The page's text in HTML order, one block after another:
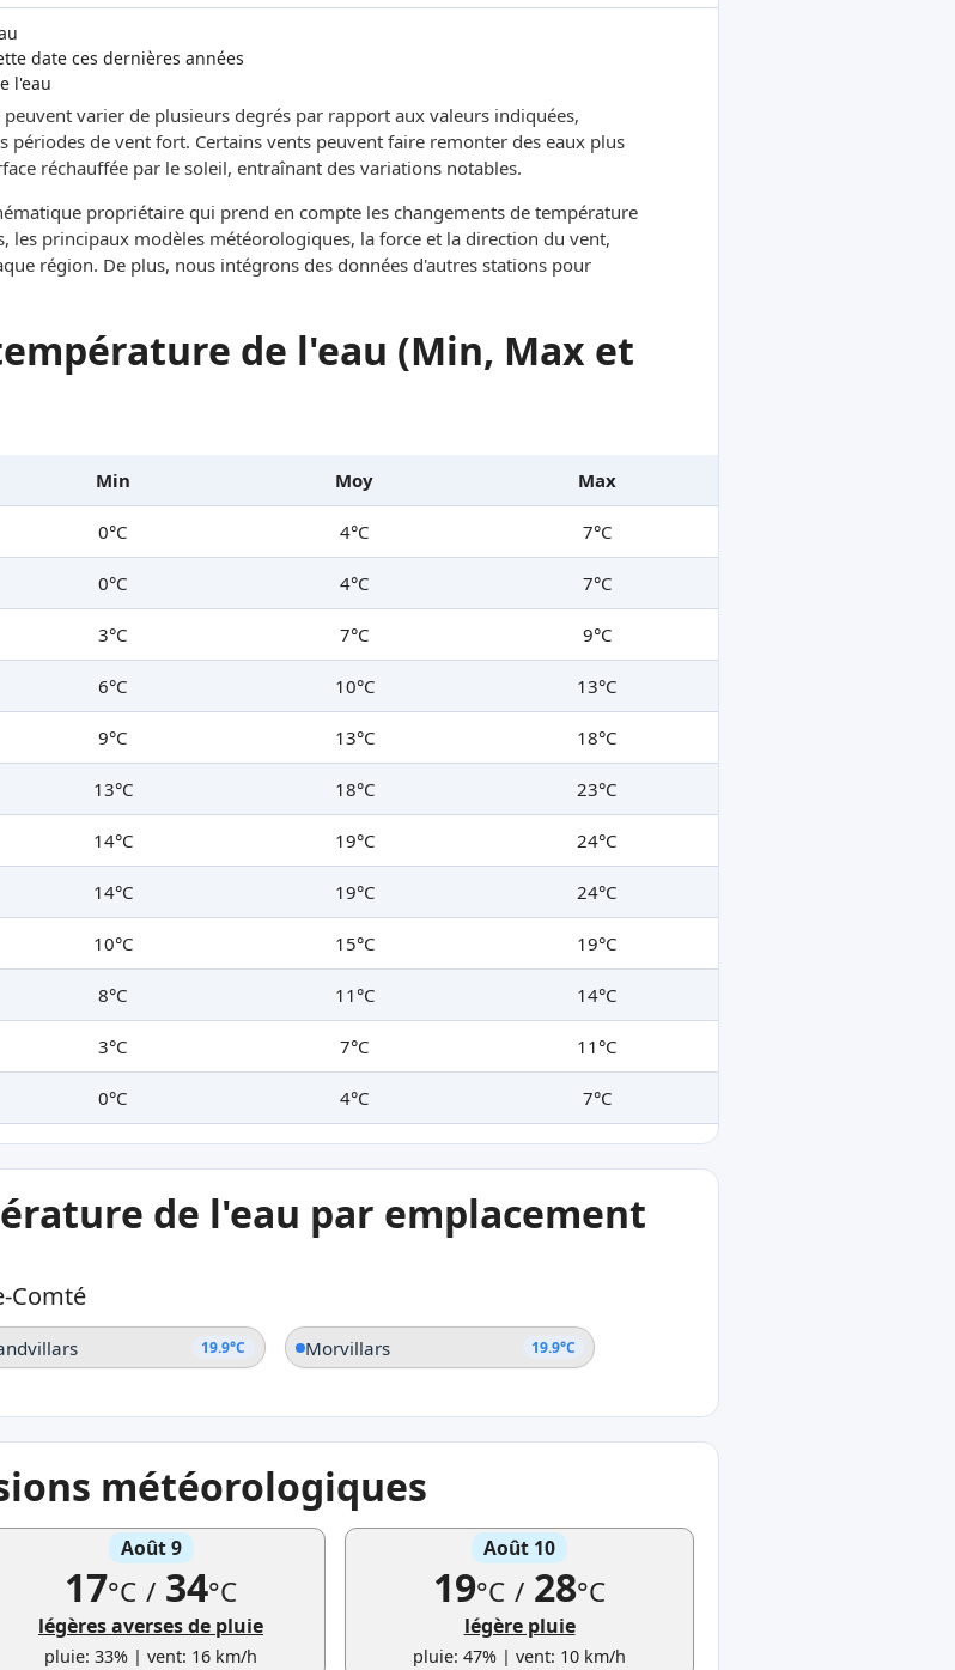
date ces dernières années
l'eau
varier de plusieurs degrés par rapport aux valeurs indiquées,
de vent fort. Certains vents peuvent faire remonter des eaux plus
réchauffée par le soleil, entraînant des variations notables.
propriétaire qui prend en compte les changements de température
les principaux modèles météorologiques, la force et la direction du vent,
région. De plus, nous intégrons des données d'autres stations pour
de l'eau (Min, Max et
Min Moy Max
0°C 4°C 7°C
0°C 4°C 7°C
3°C 7°C 9°C
6°C 10°C 13°C
9°C 13°C 18°C
13°C 18°C 23°C
14°C 19°C 24°C
14°C 19°C 24°C
10°C 15°C 19°C
8°C 11°C 14°C
3°C 7°C 11°C
0°C 4°C 7°C
de l'eau par emplacement
Comté
19.9°C Morvillars 19.9°C
météorologiques
Août 9
17°C / 34°C
légères averses de pluie
pluie: 33% | vent: 16 km/h
Août 10
19°C / 28°C
légère pluie
pluie: 47% | vent: 10 km/h